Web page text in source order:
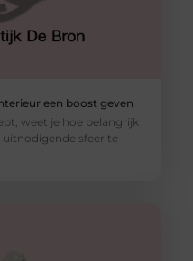
een boost geven
weet je hoe belangrijk
sfeer te